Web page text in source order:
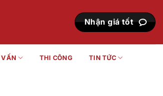
Nhận giá tốt
VẤN THI CÔNG TIN TỨC